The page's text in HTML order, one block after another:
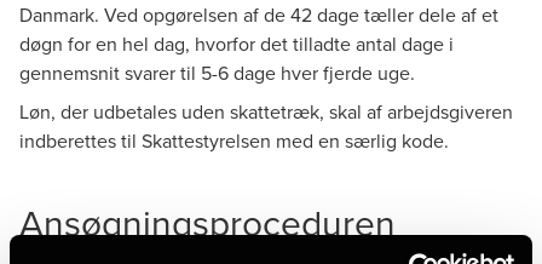
Danmark. Ved opgørelsen af de 42 dage tæller dele af et
døgn for en hel dag, hvorfor det tilladte antal dage i
gennemsnit svarer til 5-6 dage hver fjerde uge.
Løn, der udbetales uden skattetræk, skal af arbejdsgiveren
indberettes til Skattestyrelsen med en særlig kode.
Ansøgningsproceduren